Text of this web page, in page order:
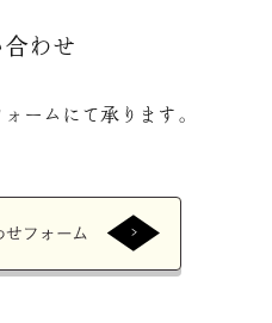
わせ
ームにて承ります。